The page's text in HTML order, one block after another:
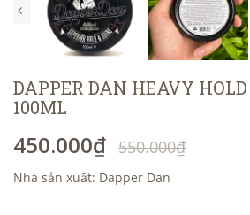
DAPPER DAN HEAVY
100ML
450.000₫ 550.000₫
Nhà sản xuất: Dapper Dan